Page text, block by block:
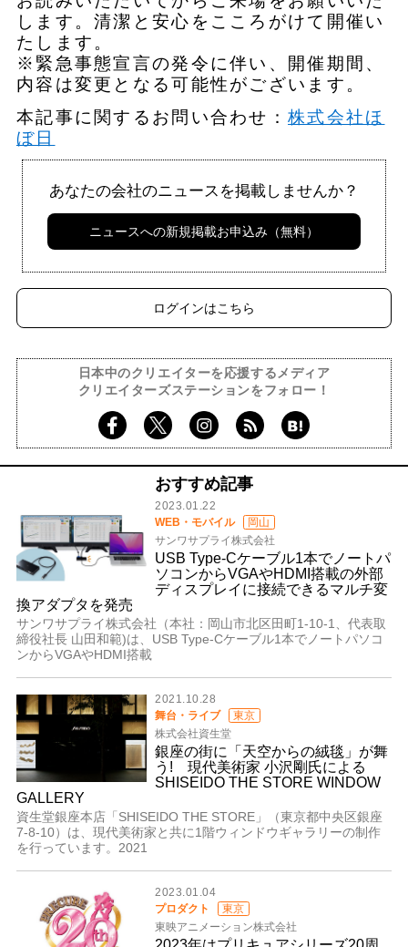
します。清潔と安心をこころがけて開催い
たします。
※緊急事態宣言の発令に伴い、開催期間、
内容は変更となる可能性がございます。
本記事に関するお問い合わせ：株式会社ほ
ぼ日
あなたの会社のニュースを掲載しませんか？
ニュースへの新規掲載お申込み（無料）
ログインはこちら
日本中のクリエイターを応援するメディア
クリエイターズステーションをフォロー！
おすすめ記事
2023.01.22
WEB・モバイル
岡山
サンワサプライ株式会社
USB Type-Cケーブル1本でノートパ
ソコンからVGAやHDMI搭載の外部
ディスプレイに接続できるマルチ変
換アダプタを発売
サンワサプライ株式会社（本社：岡山市北区田町1-10-1、代表取
締役社長 山田和範)は、USB Type-Cケーブル1本でノートパソコ
ンからVGAやHDMI搭載
2021.10.28
舞台・ライブ
東京
株式会社資生堂
銀座の街に「天空からの絨毯」が舞
う! 現代美術家 小沢剛氏による
SHISEIDO THE STORE WINDOW
GALLERY
資生堂銀座本店「SHISEIDO THE STORE」（東京都中央区銀座
7-8-10）は、現代美術家と共に1階ウィンドウギャラリーの制作
を行っています。2021
2023.01.04
プロダクト
東京
東映アニメーション株式会社